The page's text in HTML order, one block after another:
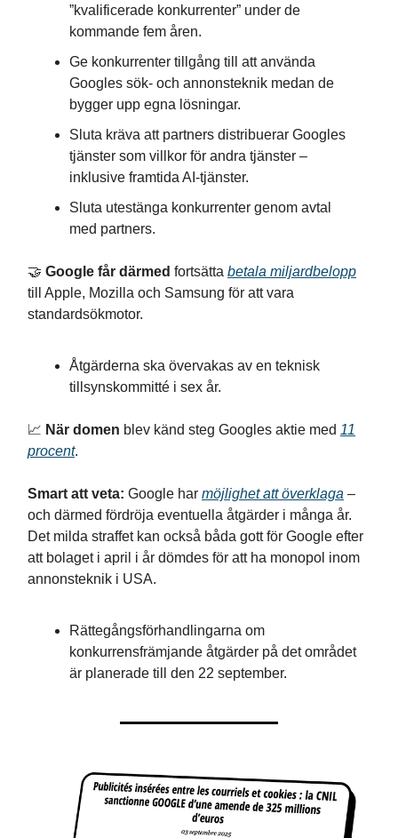
”kvalificerade konkurrenter” under de
kommande fem åren.
Ge konkurrenter tillgång till att använda
Googles sök- och annonsteknik medan de
bygger upp egna lösningar.
Sluta kräva att partners distribuerar Googles
tjänster som villkor för andra tjänster –
inklusive framtida AI-tjänster.
Sluta utestänga konkurrenter genom avtal
med partners.
🤝 Google får därmed fortsätta betala miljardbelopp
till Apple, Mozilla och Samsung för att vara
standardsökmotor.
Åtgärderna ska övervakas av en teknisk
tillsynskommitté i sex år.
📈 När domen blev känd steg Googles aktie med 11
procent.
Smart att veta: Google har möjlighet att överklaga –
och därmed fördröja eventuella åtgärder i många år.
Det milda straffet kan också båda gott för Google efter
att bolaget i april i år dömdes för att ha monopol inom
annonsteknik i USA.
Rättegångsförhandlingarna om
konkurrensfrämjande åtgärder på det området
är planerade till den 22 september.